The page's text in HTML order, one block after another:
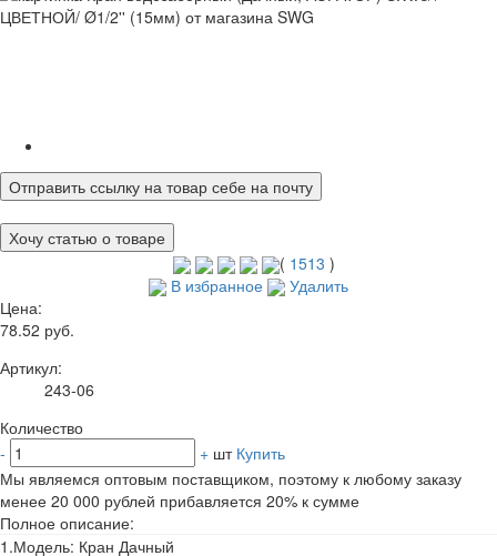
Отправить ссылку на товар себе на почту
Хочу статью о товаре
( 1513 )
В избранное
Удалить
Цена:
78.52 руб.
Артикул:
243-06
Количество
-
+ шт Купить
Мы являемся оптовым поставщиком, поэтому к любому заказу
менее 20 000 рублей прибавляется 20% к сумме
Полное описание:
1.Модель: Кран Дачный